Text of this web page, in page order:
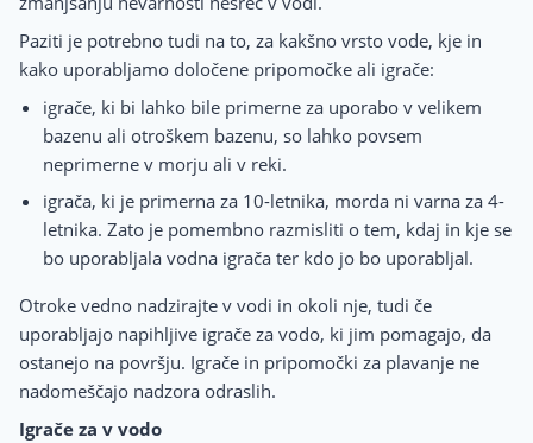
Paziti je potrebno tudi na to, za kakšno vrsto vode, kje in
kako uporabljamo določene pripomočke ali igrače:
igrače, ki bi lahko bile primerne za uporabo v velikem
bazenu ali otroškem bazenu, so lahko povsem
neprimerne v morju ali v reki.
igrača, ki je primerna za 10-letnika, morda ni varna za 4-
letnika. Zato je pomembno razmisliti o tem, kdaj in kje se
bo uporabljala vodna igrača ter kdo jo bo uporabljal.
Otroke vedno nadzirajte v vodi in okoli nje, tudi če
uporabljajo napihljive igrače za vodo, ki jim pomagajo, da
ostanejo na površju. Igrače in pripomočki za plavanje ne
nadomeščajo nadzora odraslih.
Igrače za v vodo